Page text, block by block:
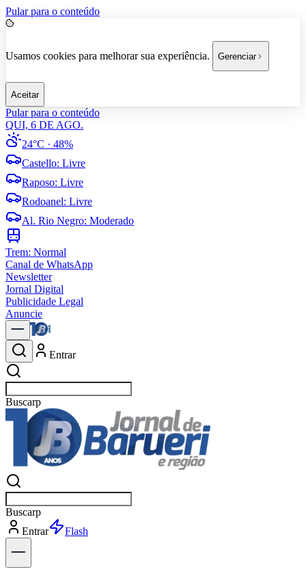
Pular para o conteúdo
Usamos cookies para melhorar sua experiência. Gerenciar
Aceitar
Pular para o conteúdo
QUI, 6 DE AGO.
24°C · 48%
Castello: Livre
Raposo: Livre
Rodoanel: Livre
Al. Rio Negro: Moderado
Trem: Normal
Canal de WhatsApp
Newsletter
Jornal Digital
Publicidade Legal
Anuncie
Entrar
Buscarno
Buscarno
Entrar
Explorar